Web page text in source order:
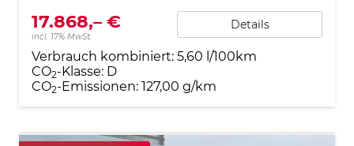
17.868,– €
incl. 17% MwSt.
Details
Verbrauch kombiniert: 5,60 l/100km
CO2-Klasse: D
CO2-Emissionen: 127,00 g/km